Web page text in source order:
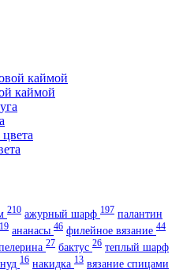
каймой
210 ажурный шарф 197 палантин
ананасы 46 филейное вязание 44
27 бактус 26 теплый шарф
16 накидка 13 вязание спицами